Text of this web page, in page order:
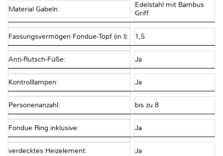
Material Gabeln:
Edelstahl mit Bambus
Griff
Fassungsvermögen Fondue-Topf (in l): 1,5
Anti-Rutsch-Füße: Ja
Kontrolllampen: Ja
Personenanzahl: bis zu 8
Fondue Ring inklusive: Ja
verdecktes Heizelement: Ja